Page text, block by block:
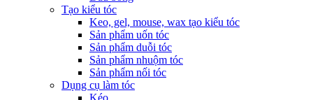
Tạo kiểu tóc
Keo, gel, mouse, wax tạo kiểu tóc
Sản phẩm uốn tóc
Sản phẩm duỗi tóc
Sản phẩm nhuộm tóc
Sản phẩm nối tóc
Dụng cụ làm tóc
Kéo